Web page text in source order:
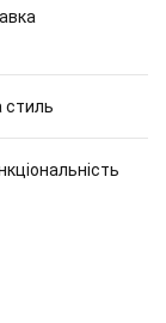
стиль